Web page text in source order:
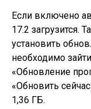
Если включено
17.2 загрузится.
установить
необходимо
«Обновление
«Обновить
1,36 ГБ.